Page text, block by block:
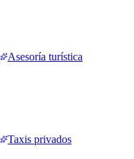
Asesoría turística
Taxis privados